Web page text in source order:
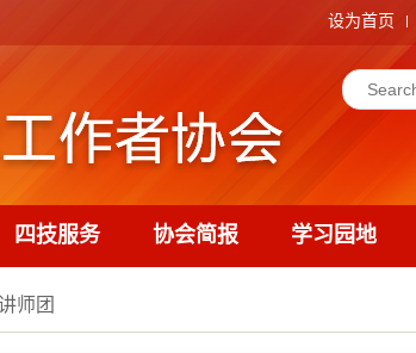
设为首页
四技服务 协会简报 学习园地
师团